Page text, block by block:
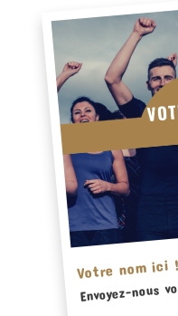
Votre nom ici !
Envoyez-nous